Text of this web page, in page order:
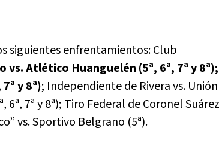
siguientes enfrentamientos: Club
Atlético Huanguelén (5ª, 6ª, 7ª y 8ª);
y 8ª); Independiente de Rivera vs. Unión
7ª y 8ª); Tiro Federal de Coronel Suárez
vs. Sportivo Belgrano (5ª).